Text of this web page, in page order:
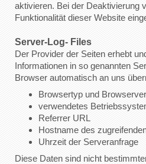
aktivieren. Bei der Deaktivierung
Funktionalität dieser Website
Server-Log- Files
Der Provider der Seiten erhebt
Informationen in so genannten
Browser automatisch an uns
Browsertyp und
verwendetes
Referrer URL
Hostname des
Uhrzeit der Serveranfrage
Diese Daten sind nicht